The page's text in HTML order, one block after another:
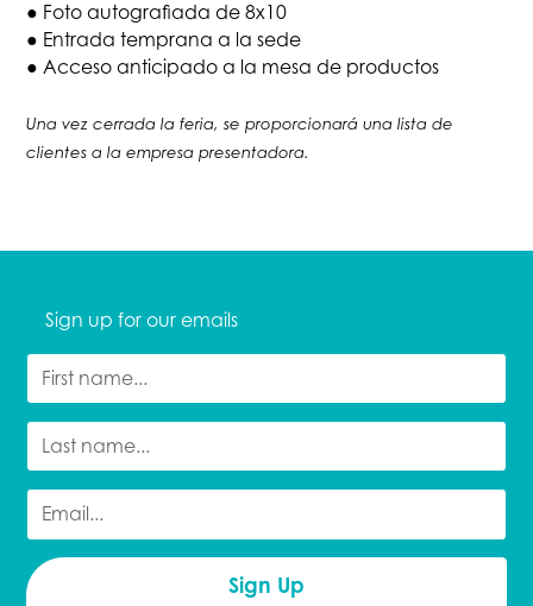
● Foto autografiada de 8x10
● Entrada temprana a la sede
● Acceso anticipado a la mesa de productos
Una vez cerrada la feria, se proporcionará una lista de
clientes a la empresa presentadora.
Sign up for our emails